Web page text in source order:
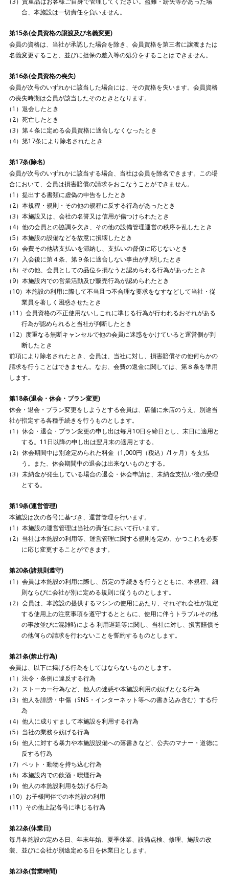
合、本施設は一切責任を負いません。
第15条(会員資格の譲渡及び名義変更)
会員の資格は、当社が承認した場合を除き、会員資格を第三者に譲渡または
名義変更すること、並びに担保の差入等の処分をすることはできません。
第16条(会員資格の喪失)
会員が次号のいずれかに該当した場合には、その資格を失います。会員資格
の喪失時期は会員が該当したそのときとなります。
退会したとき
死亡したとき
第４条に定める会員資格に適合しなくなったとき
第17条により除名されたとき
第17条(除名)
会員が次号のいずれかに該当する場合、当社は会員を除名できます。この場
合において、会員は損害賠償の請求をおこなうことができません。
提出する書類に虚偽の申告をしたとき
本規程・規則・その他の規程に反する行為があったとき
本施設又は、会社の名誉又は信用が傷つけられたとき
他の会員との協調を欠き、その他の設備管理運営の秩序を乱したとき
本施設の設備などを故意に損壊したとき
会費その他諸支払いを滞納し、支払いの督促に応じないとき
入会後に第４条、第９条に適合しない事由が判明したとき
その他、会員としての品位を損なうと認められる行為があったとき
本施設内での営業活動及び販売行為が認められたとき
本施設の利用に際して不当且つ不合理な要求をなすなどして当社・従
業員を著しく困惑させたとき
会員資格の不正使用ないしこれに準じる行為が行われるおそれがある
行為が認められると当社が判断したとき
度重なる無断キャンセルで他の会員に迷惑をかけていると運営側が判
断したとき
前項により除名されたとき、会員は、当社に対し、損害賠償その他何らかの
請求を行うことはできません。なお、会費の返金に関しては、第８条を準用
します。
第18条(退会・休会・プラン変更)
休会・退会・プラン変更をしようとする会員は、店舗に来店のうえ、別途当
社が指定する各種手続きを行うものとします。
休会・退会・プラン変更の申し出は毎月10日を締日とし、末日に適用と
する。11日以降の申し出は翌月末の適用とする。
休会期間中は別途定められた料金（1,000円（税込）/1ヶ月）を支払
う。また、休会期間中の退会は出来ないものとする。
未納金が発生している場合の退会・休会申請は、未納金支払い後の受理
とする。
第19条(運営管理)
本施設は次の各号に基づき、運営管理を行います。
本施設の運営管理は当社の責任において行います。
当社は本施設の利用等、運営管理に関する規則を定め、かつこれを必要
に応じ変更することができます。
第20条(諸規則遵守)
会員は本施設の利用に際し、所定の手続きを行うとともに、本規程、細
則ならびに会社が別に定める規則に従うものとします。
会員は、本施設の提供するマシンの使用にあたり、それぞれ会社が規定
する使用上の注意事項を遵守するとともに、使用に伴うトラブルその他
の事故並びに混雑時による 利用遅延等に関し、当社に対し、損害賠償そ
の他何らの請求を行わないことを誓約するものとします。
第21条(禁止行為)
会員は、以下に掲げる行為をしてはならないものとします。
法令・条例に違反する行為
ストーカー行為など、他人の迷惑や本施設利用の妨げとなる行為
他人を誹謗・中傷（SNS・インターネット等への書き込み含む）する行
為
他人に成りすまして本施設を利用する行為
当社の業務を妨げる行為
他人に対する暴力や本施設設備への落書きなど、公共のマナー・道徳に
反する行為
ペット・動物を持ち込む行為
本施設内での飲酒・喫煙行為
他人の本施設利用を妨げる行為
お子様同伴での本施設の利用
その他上記各号に準じる行為
第22条(休業日)
毎月各施設の定める日、年末年始、夏季休業、設備点検、修理、施設の改
装、並びに会社が別途定める日を休業日とします。
第23条(営業時間)